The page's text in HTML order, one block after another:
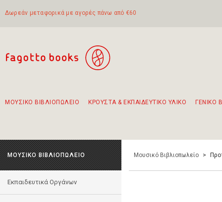
Δωρεάν μεταφορικά με αγορές πάνω από €60
ΜΟΥΣΙΚΟ ΒΙΒΛΙΟΠΩΛΕΙΟ ΚΡΟΥΣΤΑ & ΕΚΠΑΙΔΕΥΤΙΚΟ ΥΛΙΚΟ ΓΕΝΙΚΟ
ΜΟΥΣΙΚΟ ΒΙΒΛΙΟΠΩΛΕΙΟ
Εκπαιδευτικά Οργάνων
Μουσικό Βιβλιοπωλείο >